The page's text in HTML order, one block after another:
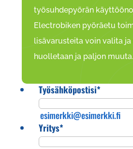
työsuhdepyörän
Electrobiken pyöräetu
lisävarusteita voin valita
huolletaan ja paljon muuta.
Työsähköpostisi*
esimerkki@esimerkki.fi
Yritys*